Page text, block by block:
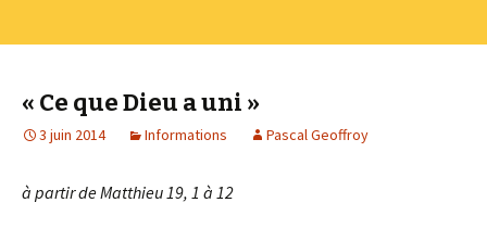
« Ce que Dieu a uni »
3 juin 2014 Informations Pascal Geoffroy
à partir de Matthieu 19, 1 à 12